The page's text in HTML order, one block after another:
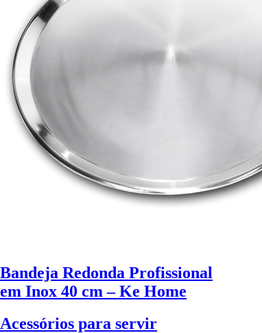
Bandeja Redonda Profissional
em Inox 40 cm – Ke Home
Acessórios para servir